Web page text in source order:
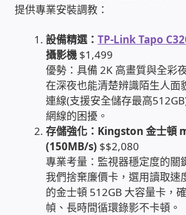
家庭水電修繕
窗簾 窗飾 丈量安裝
電腦維修銷售
電腦維護合約
電腦租賃方案
提供專業安裝調教：
設備精選：TP-Link Tapo
攝影機 $1,499
優勢：具備 2K 高畫質與全彩
在深夜也能清楚辨識陌生人面
連線(支援安全儲存最高
網線的困擾。
存儲強化：Kingston 金士頓
(150MB/s) $$2,080
專業考量：監視器穩定度的關
我們捨棄廉價卡，選用讀取速
的金士頓 512GB 大容量卡，
幀、長時間循環錄影不卡頓。